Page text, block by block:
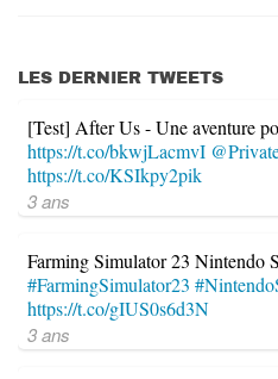
LES DERNIER TWEETS
[Test] After Us - Une aventure
https://t.co/bkwjLacmvI
https://t.co/KSIkpy2pik
3 ans
Farming Simulator 23 Nintendo
#FarmingSimulator23
https://t.co/gIUS0s6d3N
3 ans